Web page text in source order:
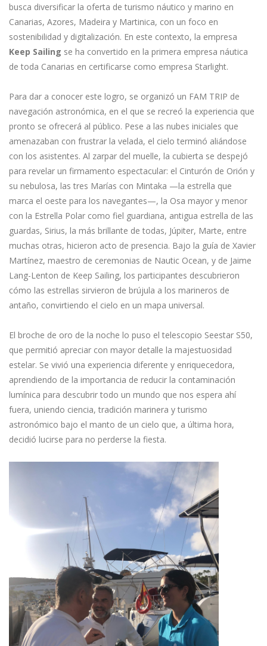
busca diversificar la oferta de turismo náutico y marino en
Canarias, Azores, Madeira y Martinica, con un foco en
sostenibilidad y digitalización. En este contexto, la empresa
Keep Sailing se ha convertido en la primera empresa náutica
de toda Canarias en certificarse como empresa Starlight.
Para dar a conocer este logro, se organizó un FAM TRIP de
navegación astronómica, en el que se recreó la experiencia que
pronto se ofrecerá al público. Pese a las nubes iniciales que
amenazaban con frustrar la velada, el cielo terminó aliándose
con los asistentes. Al zarpar del muelle, la cubierta se despejó
para revelar un firmamento espectacular: el Cinturón de Orión y
su nebulosa, las tres Marías con Mintaka —la estrella que
marca el oeste para los navegantes—, la Osa mayor y menor
con la Estrella Polar como fiel guardiana, antigua estrella de las
guardas, Sirius, la más brillante de todas, Júpiter, Marte, entre
muchas otras, hicieron acto de presencia. Bajo la guía de Xavier
Martínez, maestro de ceremonias de Nautic Ocean, y de Jaime
Lang-Lenton de Keep Sailing, los participantes descubrieron
cómo las estrellas sirvieron de brújula a los marineros de
antaño, convirtiendo el cielo en un mapa universal.
El broche de oro de la noche lo puso el telescopio Seestar S50,
que permitió apreciar con mayor detalle la majestuosidad
estelar. Se vivió una experiencia diferente y enriquecedora,
aprendiendo de la importancia de reducir la contaminación
lumínica para descubrir todo un mundo que nos espera ahí
fuera, uniendo ciencia, tradición marinera y turismo
astronómico bajo el manto de un cielo que, a última hora,
decidió lucirse para no perderse la fiesta.